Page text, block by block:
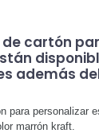
de cartón
además
para personalizar
marrón kraft.